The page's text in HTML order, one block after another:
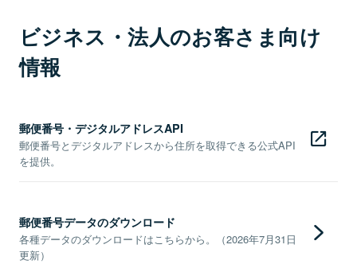
ビジネス・法人のお客さま向け
情報
郵便番号・デジタルアドレスAPI
郵便番号とデジタルアドレスから住所を取得できる公式API
を提供。
郵便番号データのダウンロード
各種データのダウンロードはこちらから。（2026年7月31日
更新）